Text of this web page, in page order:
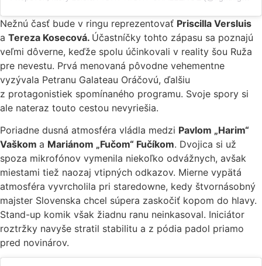
Nežnú časť bude v ringu reprezentovať Priscilla Versluis
a Tereza Kosecová. Účastníčky tohto zápasu sa poznajú
veľmi dôverne, keďže spolu účinkovali v reality šou Ruža
pre nevestu. Prvá menovaná pôvodne vehementne
vyzývala Petranu Galateau Oráčovú, ďalšiu
z protagonistiek spomínaného programu. Svoje spory si
ale nateraz touto cestou nevyriešia.
Poriadne dusná atmosféra vládla medzi Pavlom „Harim“
Vaškom a Mariánom „Fučom“ Fučíkom. Dvojica si už
spoza mikrofónov vymenila niekoľko odvážnych, avšak
miestami tiež naozaj vtipných odkazov. Mierne vypätá
atmosféra vyvrcholila pri staredowne, kedy štvornásobný
majster Slovenska chcel súpera zaskočiť kopom do hlavy.
Stand-up komik však žiadnu ranu neinkasoval. Iniciátor
roztržky navyše stratil stabilitu a z pódia padol priamo
pred novinárov.